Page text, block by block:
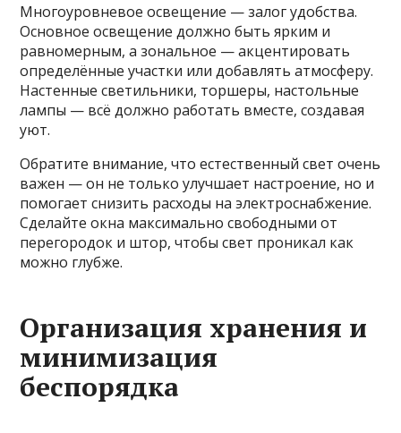
Многоуровневое освещение — залог удобства.
Основное освещение должно быть ярким и
равномерным, а зональное — акцентировать
определённые участки или добавлять атмосферу.
Настенные светильники, торшеры, настольные
лампы — всё должно работать вместе, создавая
уют.
Обратите внимание, что естественный свет очень
важен — он не только улучшает настроение, но и
помогает снизить расходы на электроснабжение.
Сделайте окна максимально свободными от
перегородок и штор, чтобы свет проникал как
можно глубже.
Организация хранения и
минимизация
беспорядка